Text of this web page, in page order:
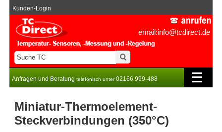
email:info@tcdirect.de
Kunden-Login
Anfragen und Beratung telefonisch unter02166 999-488
Miniatur-Thermoelement-
Steckverbindungen (350°C)